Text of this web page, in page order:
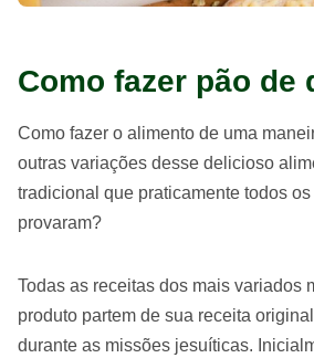
Como fazer pão de
Como fazer o alimento de uma
outras variações desse delicioso
tradicional que praticamente todos
provaram?
Todas as receitas dos mais variados
produto partem de sua receita
durante as missões jesuíticas.